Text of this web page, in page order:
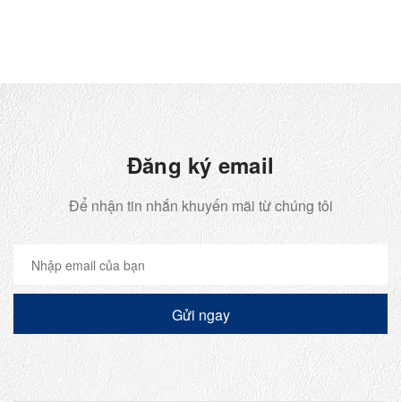
Đăng ký email
Để nhận tin nhắn khuyến mãi từ chúng tôi
Gửi ngay